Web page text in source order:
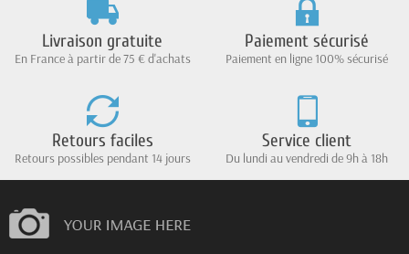
Livraison gratuite
En France à partir de 75 € d'achats
Paiement sécurisé
Paiement en ligne 100% sécurisé
Retours faciles
Retours possibles pendant 14 jours
Service client
Du lundi au vendredi de 9h à 18h